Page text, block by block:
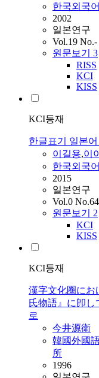
한국외국
2002
일본연구
Vol.19 No.-
원문보기 3
RISS
KCI
KISS
KCI등재
한글표기 일본
이길용,이
한국외국
2015
일본연구
Vol.0 No.64
원문보기 2
KCI
KISS
KCI등재
漢字文化圈にお
氏物語』に卽し
로
今井源衛
韓國外國
所
1996